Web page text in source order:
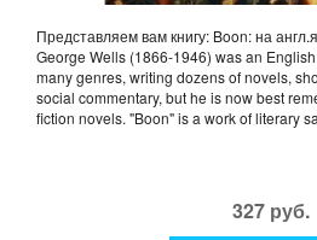
Представляем вам книгу: Boon: на
George Wells (1866-1946) was an
many genres, writing dozens of novels,
social commentary, but he is now best
fiction novels. "Boon" is a work of literary
327 руб.